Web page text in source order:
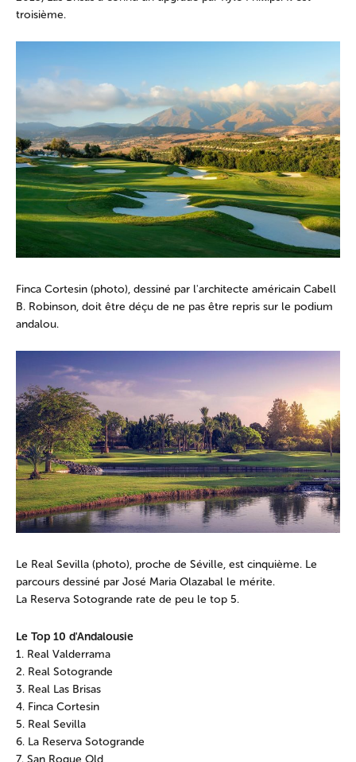
troisième.
Finca Cortesin (photo), dessiné par l'architecte américain Cabell
B. Robinson, doit être déçu de ne pas être repris sur le podium
andalou.
Le Real Sevilla (photo), proche de Séville, est cinquième. Le
parcours dessiné par José Maria Olazabal le mérite.
La Reserva Sotogrande rate de peu le top 5.
Le Top 10 d'Andalousie
1. Real Valderrama
2. Real Sotogrande
3. Real Las Brisas
4. Finca Cortesin
5. Real Sevilla
6. La Reserva Sotogrande